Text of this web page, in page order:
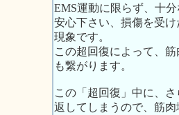
EMS運動に限らず、十
安心下さい、損傷を受
現象です。
この超回復によって、
も繋がります。
この「超回復」中に、
返してしまうので、筋